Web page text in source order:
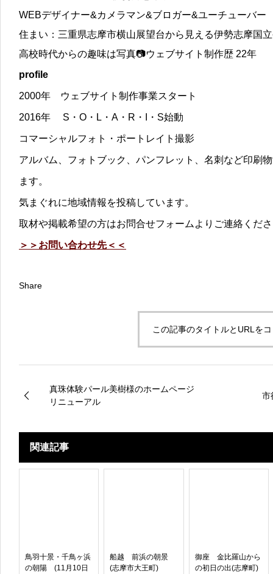
WEBデザイナー&カメラマン&ブロガー&ユーチューバー
住まい：三重県志摩市横山展望台から見える伊勢志摩国
高校時代からの趣味は写真📷ウェブサイト制作歴 22年
profile
2000年 ウェブサイト制作事業スタート
2016年 S・O・L・A・R・I・S始動
コマーシャルフォト・ポートレイト撮影
アルバム、フォトブック、パンフレット、名刺など印刷
ます。
気まぐれに地域情報を投稿しています。
取材や掲載希望の方はお問合せフォームよりご連絡くだ
＞＞お問い合わせ先＜＜
Share
この記事のタイトルとURLを
真珠体験パール美樹様のホームページ
リニューアル
市
関連記事
鳥羽十景・千鳥ヶ浜
の朝陽 (11月10日
船越 前浜の朝景
(志摩市大王町)
御座 金比羅山から
の初日の出(志摩町)